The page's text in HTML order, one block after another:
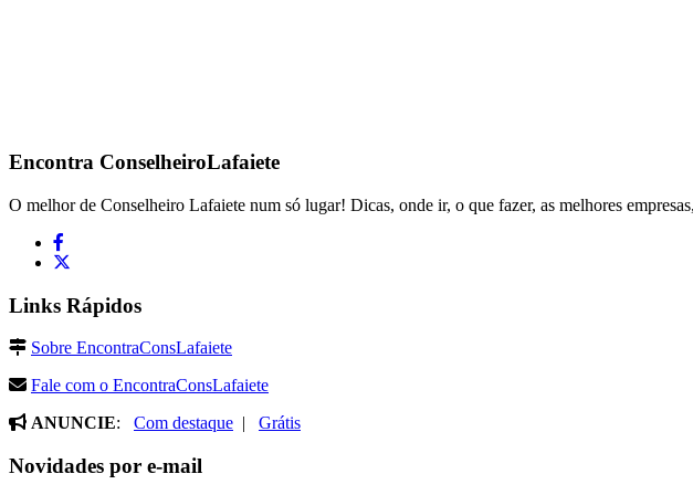
Encontra ConselheiroLafaiete
O melhor de Conselheiro Lafaiete num só lugar! Dicas, onde ir, o que fazer, as melhores
Links Rápidos
Sobre EncontraConsLafaiete
Fale com o EncontraConsLafaiete
ANUNCIE: Com destaque | Grátis
Novidades por e-mail